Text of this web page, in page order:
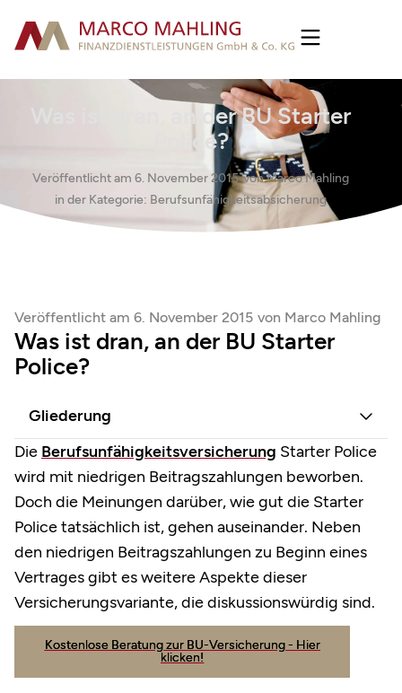
Was ist dran, an der BU Starter
Police?
Veröffentlicht am 6. November 2015 vonMarco Mahling
in der Kategorie: Berufsunfähigkeitsabsicherung
Veröffentlicht am 6. November 2015 von Marco Mahling
Was ist dran, an der BU Starter
Police?
Gliederung
Die Berufsunfähigkeitsversicherung Starter Police
wird mit niedrigen Beitragszahlungen beworben.
Doch die Meinungen darüber, wie gut die Starter
Police tatsächlich ist, gehen auseinander. Neben
den niedrigen Beitragszahlungen zu Beginn eines
Vertrages gibt es weitere Aspekte dieser
Versicherungsvariante, die diskussionswürdig sind.
Kostenlose Beratung zur BU-Versicherung - Hier
klicken!